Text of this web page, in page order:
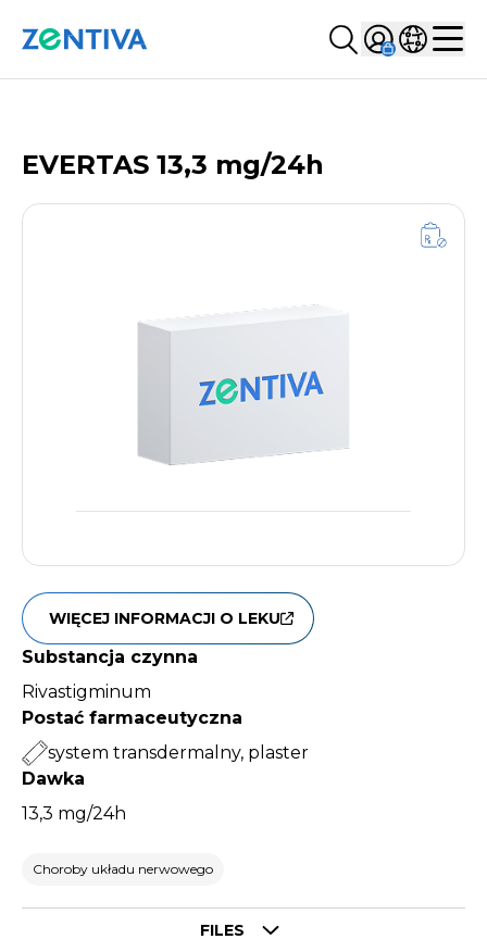
Szukaj...
Sign inWybierz
EVERTAS 13,3 mg/24h
WIĘCEJ INFORMACJI O LEKU
Substancja czynna
Rivastigminum
Postać farmaceutyczna
system transdermalny, plaster
Dawka
13,3 mg/24h
Choroby układu nerwowego
FILES